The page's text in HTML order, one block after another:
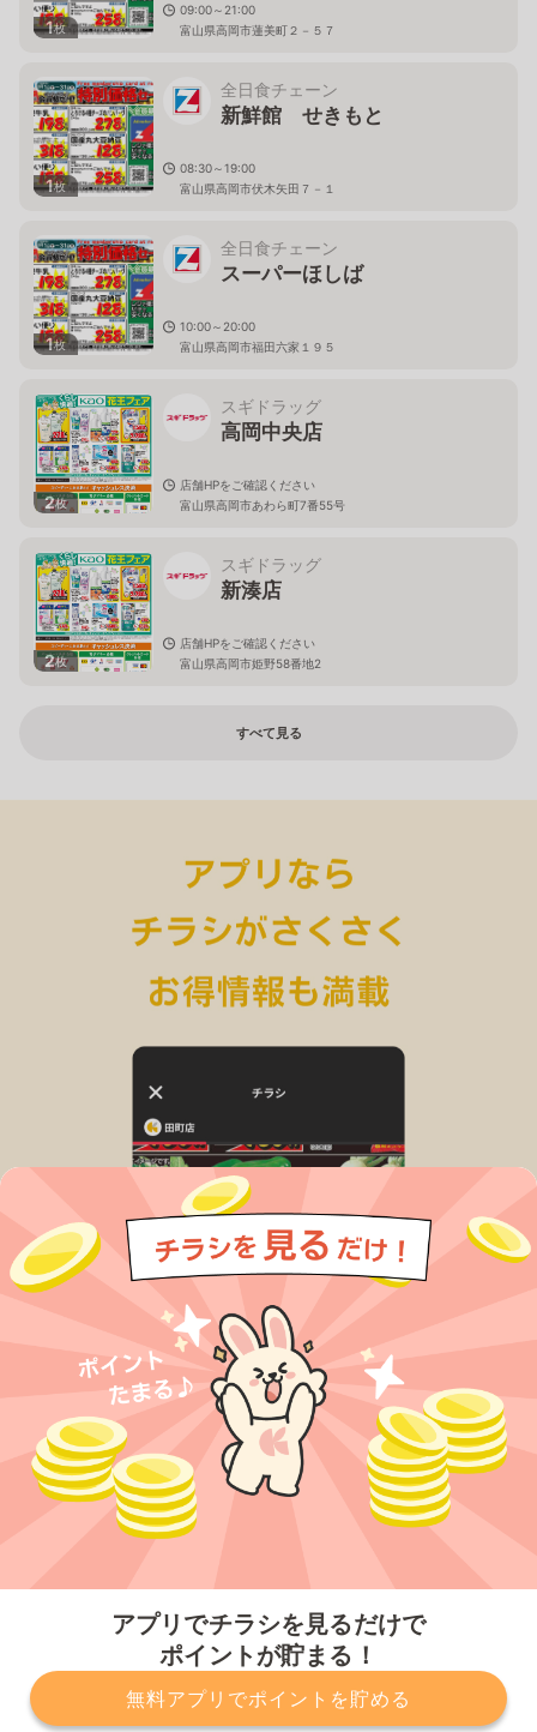
アプリでチラシを見るだけで
ポイントが貯まる！
無料アプリでポイントを貯める
1枚
09:00～21:00
富山県高岡市蓮美町２－５７
1枚
全日食チェーン
新鮮館 せきもと
08:30～19:00
富山県高岡市伏木矢田７－１
1枚
全日食チェーン
スーパーほしば
10:00～20:00
富山県高岡市福田六家１９５
2枚
スギドラッグ
高岡中央店
店舗HPをご確認ください
富山県高岡市あわら町7番55号
2枚
スギドラッグ
新湊店
店舗HPをご確認ください
富山県高岡市姫野58番地2
すべて見る
プライバシーポリシー 利用規約 運営会社